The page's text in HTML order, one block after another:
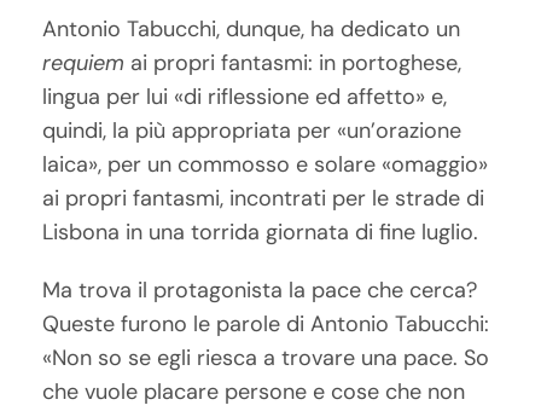
Antonio Tabucchi, dunque, ha dedicato un
requiem ai propri fantasmi: in portoghese,
lingua per lui «di riflessione ed affetto» e,
quindi, la più appropriata per «un’orazione
laica», per un commosso e solare «omaggio»
ai propri fantasmi, incontrati per le strade di
Lisbona in una torrida giornata di fine luglio.
Ma trova il protagonista la pace che cerca?
Queste furono le parole di Antonio Tabucchi:
«Non so se egli riesca a trovare una pace. So
che vuole placare persone e cose che non